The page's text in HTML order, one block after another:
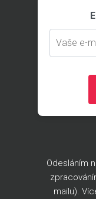
Odesláním
mailu).